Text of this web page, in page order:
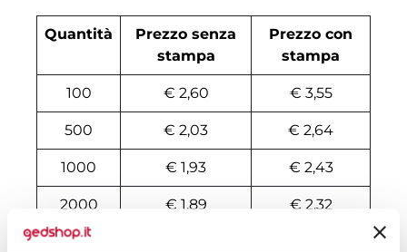
Quantità
Prezzo senza
stampa
Prezzo con
stampa
100 € 2,60 € 3,55
500 € 2,03 € 2,64
1000 € 1,93 € 2,43
2000 € 1,89 € 2,32
3000